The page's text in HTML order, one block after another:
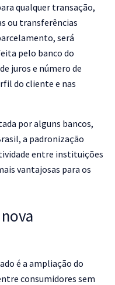
qualquer transação,
ou transferências
será
pelo banco do
juros e número de
do cliente e nas
por alguns bancos,
a padronização
entre instituições
vantajosas para os
é a ampliação do
consumidores sem